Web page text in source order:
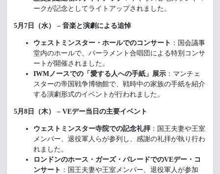
ークが記念としてライトアップされました。
5月7日（水） – 音楽と演劇による追悼
ウェストミンスター・ホールでのコンサート ：国会議事
堂内のホールで、パーラメント合唱団による特別コンサ
ートが開催されました。
IWMノースでの「愛する人への手紙」展示 ：マンチェ
スターの帝国戦争博物館で、戦時中の家族の手紙を紹介
する演劇形式のイベントが行われました。
5月8日（木） – VEデー当日の主要イベント
ウェストミンスター寺院での記念礼拝：国王夫妻や王室
メンバー、退役軍人らが参列し、感謝の礼拝が執り行わ
れました。
ロンドンのホース・ガーズ・パレードでのVEデー・コ
ンサート ：国王夫妻や王室メンバー、退役軍人が参加